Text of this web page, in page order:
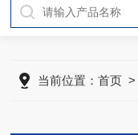
当前位置：首页 >